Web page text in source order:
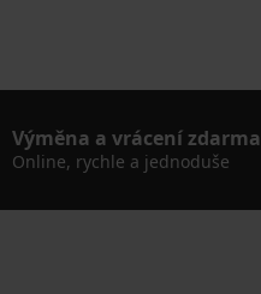
Výměna a vrácení zdarma
Online, rychle a jednoduše